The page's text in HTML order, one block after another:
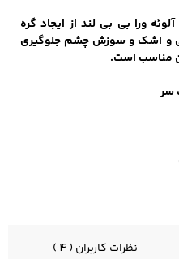
ورا بی بی لند از ایجاد گره
و اشک و سوزش چشم جلوگیری
مناسب است.
سر
نظرات کاربران ( 4 )